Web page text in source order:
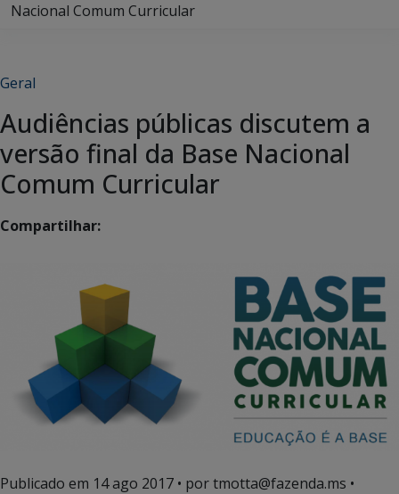
Nacional Comum Curricular
Geral
Audiências públicas discutem a
versão final da Base Nacional
Comum Curricular
Compartilhar:
Publicado em 14 ago 2017 • por tmotta@fazenda.ms •